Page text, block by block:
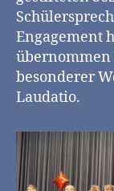
Engagement
übernommen
besonderer
Laudatio.